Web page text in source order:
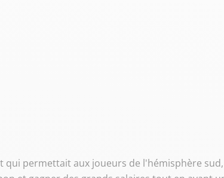
qui permettait aux joueurs de l'hémisphère